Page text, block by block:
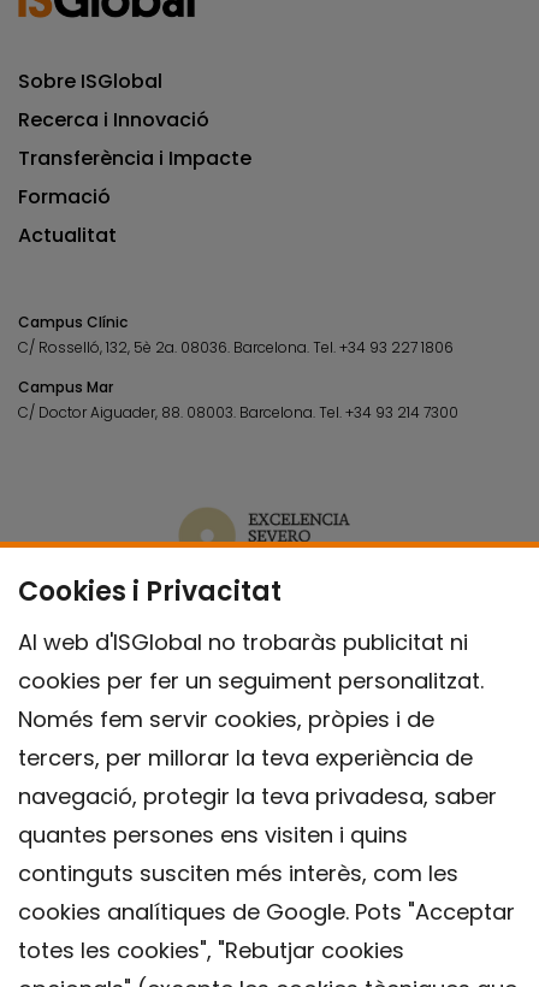
Cookies i Privacitat
Al web d'ISGlobal no trobaràs publicitat ni
cookies per fer un seguiment personalitzat.
Només fem servir cookies, pròpies i de
tercers, per millorar la teva experiència de
navegació, protegir la teva privadesa, saber
quantes persones ens visiten i quins
continguts susciten més interès, com les
cookies analítiques de Google. Pots "Acceptar
totes les cookies", "Rebutjar cookies
Sobre ISGlobal
Recerca i Innovació
Transferència i Impacte
Formació
Actualitat
Campus Clínic
C/ Rosselló, 132, 5è 2a. 08036. Barcelona.Tel.+34 93 227 1806
Campus Mar
C/ Doctor Aiguader, 88. 08003. Barcelona.Tel.+34 93 214 7300